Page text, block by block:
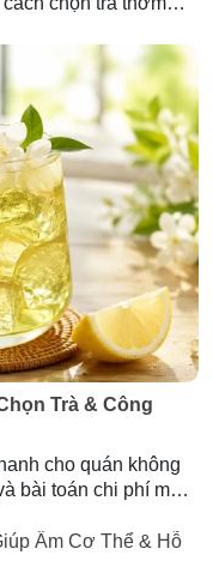
Trà & Công
cho quán không
bài toán chi phí mỗi